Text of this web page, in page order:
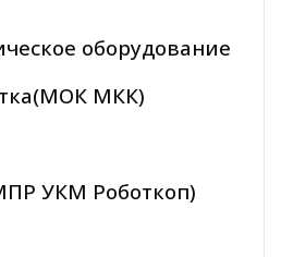
оборудование
МКК)
УКМ Роботкоп)